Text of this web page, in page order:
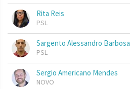
Rita Reis
PSL
Sargento Alessandro Barbosa
PSL
Sergio Americano Mendes
NOVO